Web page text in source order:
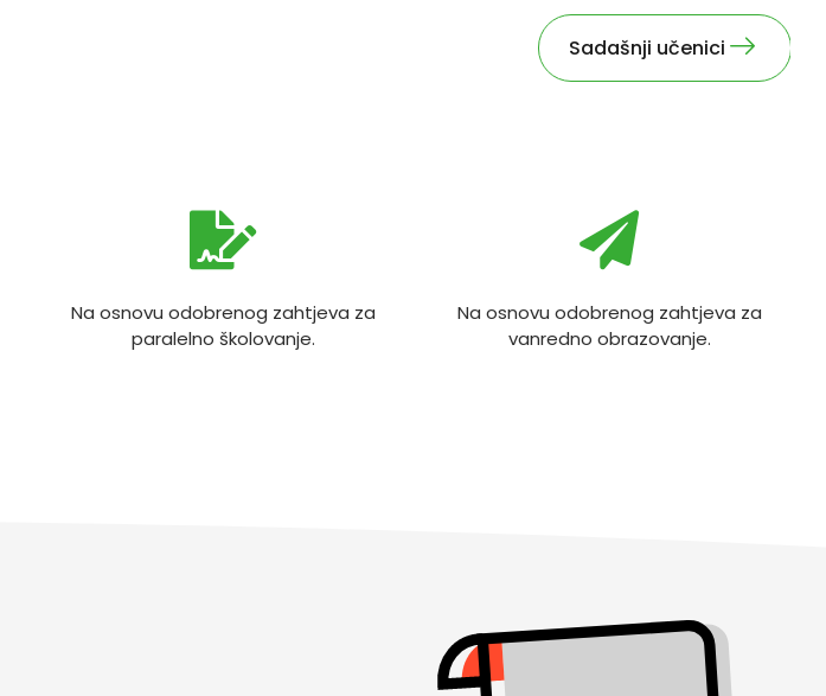
Sadašnji učenici
Na osnovu odobrenog zahtjeva za
paralelno školovanje.
Na osnovu odobrenog zahtjeva za
vanredno obrazovanje.